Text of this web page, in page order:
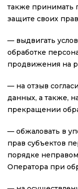
также принимать
защите своих
— выдвигать
обработке
продвижения на
— на отзыв
данных, а также,
прекращении
— обжаловать в
прав субъектов
порядке
Оператора при